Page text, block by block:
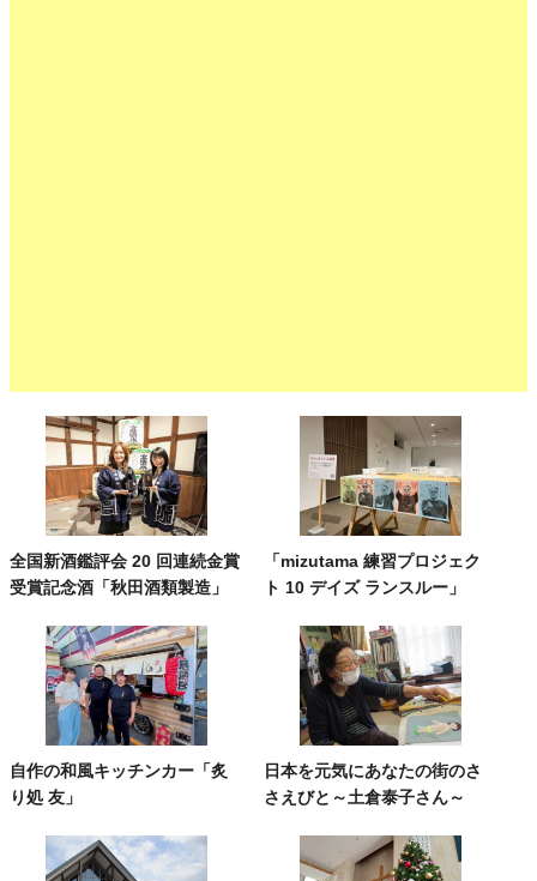
全国新酒鑑評会 20 回連続金賞
受賞記念酒「秋田酒類製造」
「mizutama 練習プロジェク
ト 10 デイズ ランスルー」
自作の和風キッチンカー「炙
り処 友」
日本を元気にあなたの街のさ
さえびと～土倉泰子さん～